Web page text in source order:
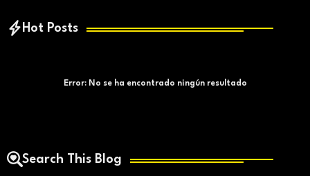
Hot Posts
Error:No se ha encontrado ningún resultado
Search This Blog